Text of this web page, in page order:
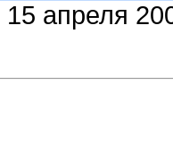
15 апреля